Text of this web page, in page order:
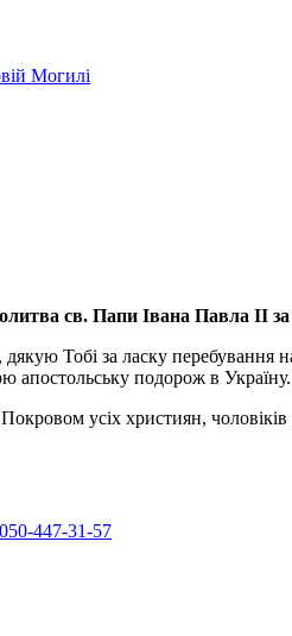
Могилі
св. Папи Івана Павла ІІ
Тобі за ласку перебування
апостольську подорож в Україну.
усіх християн, чоловіків
447-31-57